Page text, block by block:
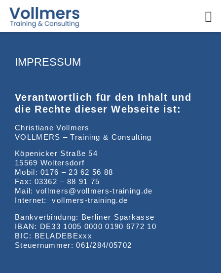
IMPRESSUM
Verantwortlich für den Inhalt und
die Rechte dieser Webseite ist:
Christiane Vollmers
VOLLMERS – Training & Consulting
Köpenicker Straße 54
15569 Woltersdorf
Mobil:0176 – 23 62 56 88
Fax: 03362 – 88 91 75
Mail: vollmers@vollmers-training.de
Internet:vollmers-training.de
Bankverbindung: Berliner Sparkasse
IBAN: DE33 1005 0000 0190 6772 10
BIC: BELADEBExxx
Steuernummer: 061/284/05702